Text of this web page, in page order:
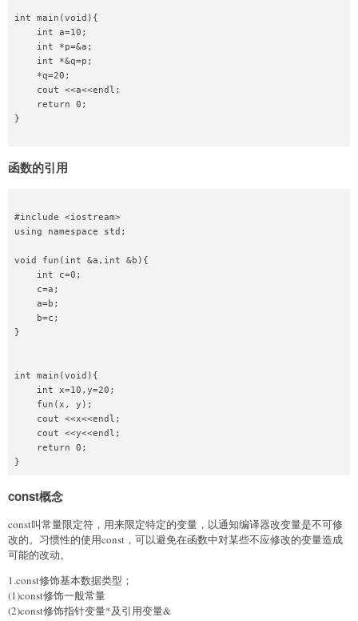
int main(void){
    int a=10;
    int *p=&a;
    int *&q=p;
    *q=20;
    cout <<a<<endl;
    return 0;
}
函数的引用
#include <iostream>
using namespace std;
void fun(int &a,int &b){
    int c=0;
    c=a;
    a=b;
    b=c;
}
int main(void){
    int x=10,y=20;
    fun(x, y);
    cout <<x<<endl;
    cout <<y<<endl;
    return 0;
const概念
const叫常量限定符，用来限定特定的变量，以通知编译器改变量是不可修
改的。习惯性的使用const，可以避免在函数中对某些不应修改的变量造成
可能的改动。
1.const修饰基本数据类型；
(1)const修饰一般常量
(2)const修饰指针变量*及引用变量&